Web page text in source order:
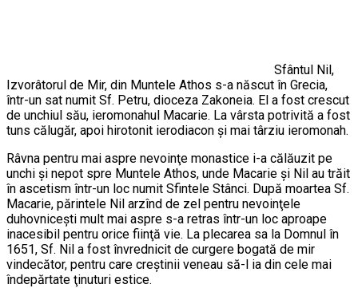
Sfântul Nil,
Izvorâtorul de Mir, din Muntele Athos s-a născut în Grecia,
într-un sat numit Sf. Petru, dioceza Zakoneia. El a fost crescut
de unchiul său, ieromonahul Macarie. La vârsta potrivită a fost
tuns călugăr, apoi hirotonit ierodiacon şi mai târziu ieromonah.
Râvna pentru mai aspre nevoinţe monastice i-a călăuzit pe
unchi şi nepot spre Muntele Athos, unde Macarie şi Nil au trăit
în ascetism într-un loc numit Sfintele Stânci. După moartea Sf.
Macarie, părintele Nil arzînd de zel pentru nevoinţele
duhovniceşti mult mai aspre s-a retras într-un loc aproape
inacesibil pentru orice fiinţă vie. La plecarea sa la Domnul în
1651, Sf. Nil a fost învrednicit de curgere bogată de mir
vindecător, pentru care creştinii veneau să-l ia din cele mai
îndepărtate ţinuturi estice.